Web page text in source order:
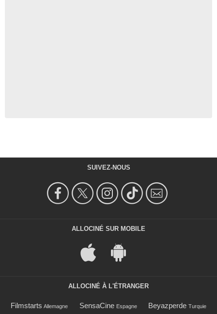
SUIVEZ-NOUS
ALLOCINÉ SUR MOBILE
ALLOCINÉ À L'ÉTRANGER
Filmstarts Allemagne SensaCine Espagne Beyazperde Turquie